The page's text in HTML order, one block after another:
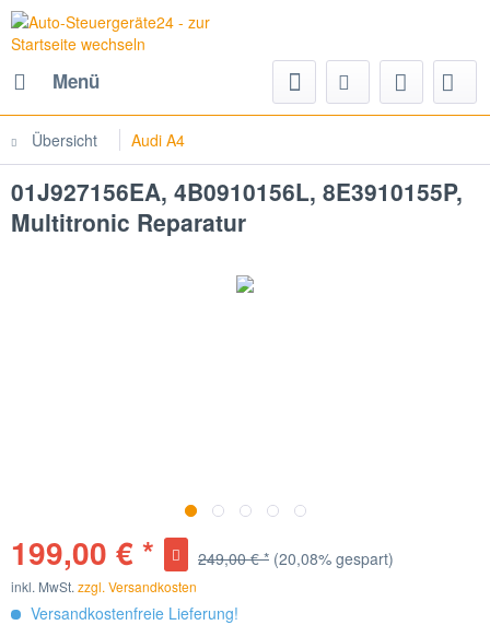
Menü
Übersicht Audi A4
01J927156EA, 4B0910156L, 8E3910155P,
Multitronic Reparatur
199,00 € * 249,00 € * (20,08% gespart)
inkl. MwSt. zzgl. Versandkosten
Versandkostenfreie Lieferung!